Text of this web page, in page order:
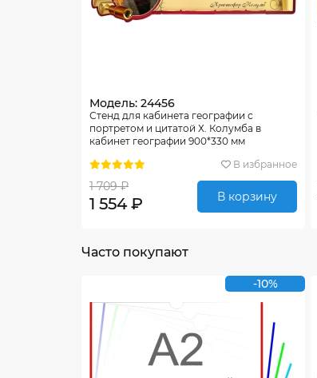
Модель: 24456
Стенд для кабинета географии с
портретом и цитатой Х. Колумба в
кабинет географии 900*330 мм
В избранное
1 709 ₽
1 554 ₽ В корзину
Часто покупают
-10%